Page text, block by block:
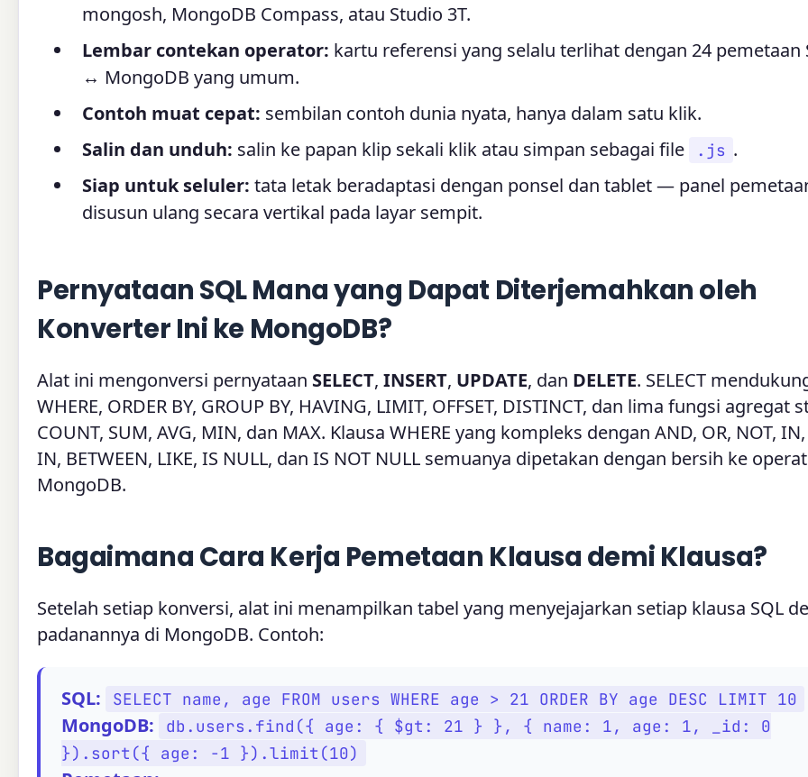
mongosh, MongoDB Compass, atau Studio 3T.
Lembar contekan operator: kartu referensi yang selalu terlihat dengan 24 pemetaan
↔ MongoDB yang umum.
Contoh muat cepat: sembilan contoh dunia nyata, hanya dalam satu klik.
Salin dan unduh: salin ke papan klip sekali klik atau simpan sebagai file .js .
Siap untuk seluler: tata letak beradaptasi dengan ponsel dan tablet — panel
disusun ulang secara vertikal pada layar sempit.
Pernyataan SQL Mana yang Dapat Diterjemahkan oleh
Konverter Ini ke MongoDB?
Alat ini mengonversi pernyataan SELECT, INSERT, UPDATE, dan DELETE. SELECT
WHERE, ORDER BY, GROUP BY, HAVING, LIMIT, OFFSET, DISTINCT, dan lima fungsi agregat
COUNT, SUM, AVG, MIN, dan MAX. Klausa WHERE yang kompleks dengan AND, OR, NOT,
IN, BETWEEN, LIKE, IS NULL, dan IS NOT NULL semuanya dipetakan dengan bersih ke
MongoDB.
Bagaimana Cara Kerja Pemetaan Klausa demi Klausa?
Setelah setiap konversi, alat ini menampilkan tabel yang menyejajarkan setiap klausa SQL
padanannya di MongoDB. Contoh:
SQL: SELECT name, age FROM users WHERE age > 21 ORDER BY age DESC LIMIT 10
MongoDB:
db.users.find({ age: { $gt: 21 } }, { name: 1, age: 1, _id: 0
}).sort({ age: -1 }).limit(10)